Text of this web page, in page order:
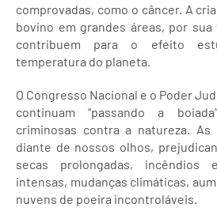
comprovadas, como o câncer. A
bovino em grandes áreas, por
contribuem para o efeito
temperatura do planeta.
O Congresso Nacional e o Poder
continuam “passando a
criminosas contra a natureza. As
diante de nossos olhos,
secas prolongadas, incêndios
intensas, mudanças climáticas,
nuvens de poeira incontroláveis.